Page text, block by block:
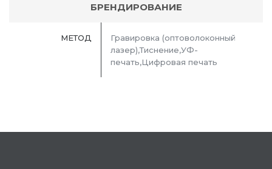
БРЕНДИРОВАНИЕ
МЕТОД
Гравировка (оптоволоконный
лазер),Тиснение,УФ-
печать,Цифровая печать